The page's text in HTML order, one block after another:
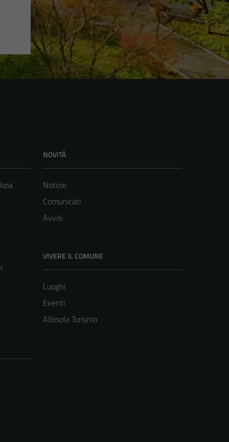
NOVITÀ
Notizie
Comunicati
Avvisi
VIVERE IL COMUNE
Luoghi
Eventi
Albisola Turismo